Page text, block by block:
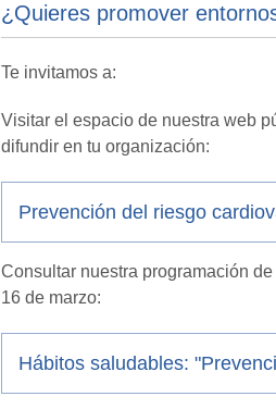
¿Quieres promover
Te invitamos a:
Visitar el espacio de nuestra web
difundir en tu organización:
Prevención del riesgo
Consultar nuestra programación
16 de marzo:
Hábitos saludables: